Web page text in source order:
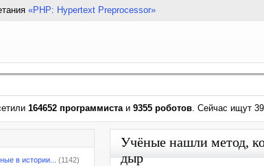
«PHP: Hypertext Preprocessor»
164652 программистаи 9355 роботов. Сейчас ищут
в истории...
(1142)
Учёные нашли метод,
дыр